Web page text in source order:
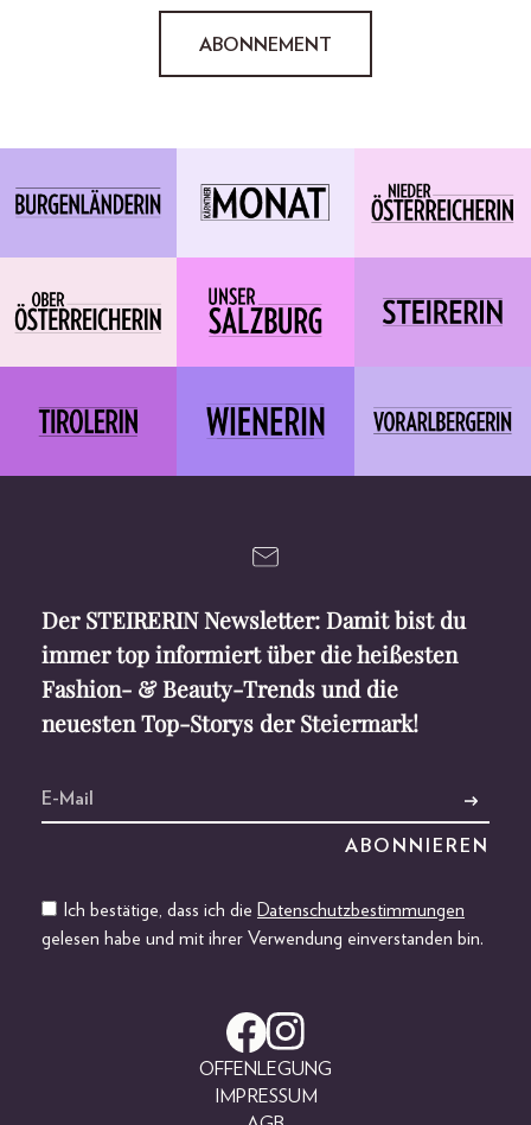
ABONNEMENT
Der STEIRERIN Newsletter: Damit bist du
immer top informiert über die heißesten
Fashion- & Beauty-Trends und die
neuesten Top-Storys der Steiermark!
Ich bestätige, dass ich die Datenschutzbestimmungen
gelesen habe und mit ihrer Verwendung einverstanden bin.
OFFENLEGUNG
IMPRESSUM